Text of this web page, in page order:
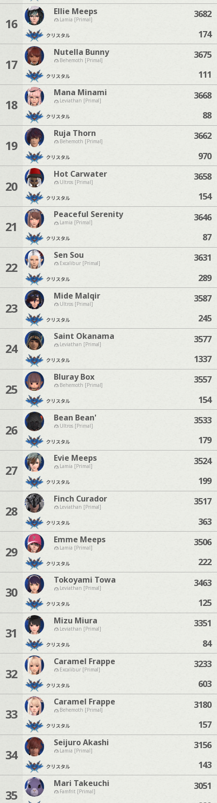
16
Ellie Meeps
Lamia [Primal]
クリスタル
3682
174
17
Nutella Bunny
Behemoth [Primal]
クリスタル
3675
111
18
Mana Minami
Leviathan [Primal]
クリスタル
3668
88
19
Ruja Thorn
Behemoth [Primal]
クリスタル
3662
970
20
Hot Carwater
Ultros [Primal]
クリスタル
3658
154
21
Peaceful Serenity
Lamia [Primal]
クリスタル
3646
87
22
Sen Sou
Excalibur [Primal]
クリスタル
3631
289
23
Mide Malqir
Ultros [Primal]
クリスタル
3587
245
24
Saint Okanama
Leviathan [Primal]
クリスタル
3577
1337
25
Bluray Box
Behemoth [Primal]
クリスタル
3557
154
26
Bean Bean'
Ultros [Primal]
クリスタル
3533
179
27
Evie Meeps
Lamia [Primal]
クリスタル
3524
199
28
Finch Curador
Leviathan [Primal]
クリスタル
3517
363
29
Emme Meeps
Lamia [Primal]
クリスタル
3506
222
30
Tokoyami Towa
Leviathan [Primal]
クリスタル
3463
125
31
Mizu Miura
Leviathan [Primal]
クリスタル
3351
84
32
Caramel Frappe
Excalibur [Primal]
クリスタル
3233
603
33
Caramel Frappe
Behemoth [Primal]
クリスタル
3180
157
34
Seijuro Akashi
Lamia [Primal]
クリスタル
3156
143
35
Mari Takeuchi
Famfrit [Primal]
3051